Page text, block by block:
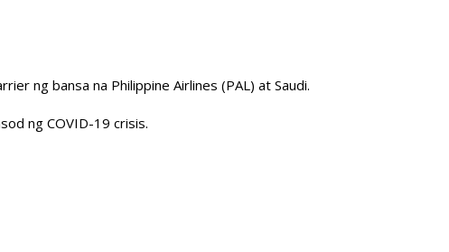
ng bansa na Philippine Airlines (PAL) at Saudi.
ng COVID-19 crisis.